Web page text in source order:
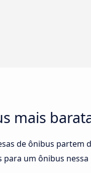
mais
de ônibus partem
um ônibus